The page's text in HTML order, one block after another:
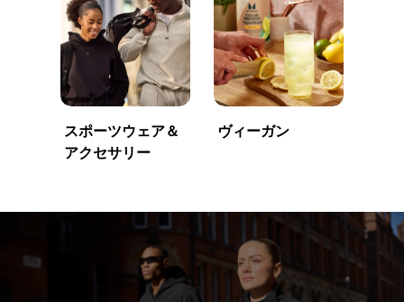
スポーツウェア＆
アクセサリー
ヴィーガン